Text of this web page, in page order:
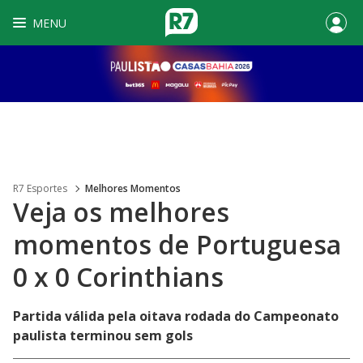
MENU
R7 Esportes Melhores Momentos
Veja os melhores
momentos de Portuguesa
0 x 0 Corinthians
Partida válida pela oitava rodada do Campeonato
paulista terminou sem gols